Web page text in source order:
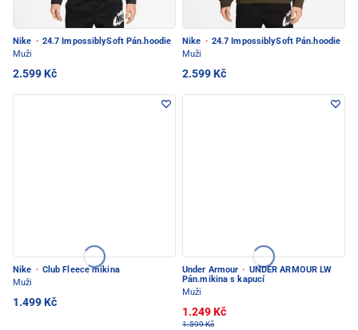
Nike · 24.7 ImpossiblySoft Pán.hoodie
Muži
2.599 Kč
Nike · 24.7 ImpossiblySoft Pán.hoodie
Muži
2.599 Kč
Nike · Club Fleece mikina
Muži
1.499 Kč
Under Armour · UNDER ARMOUR LW
Pán.mikina s kapucí
Muži
1.249 Kč
1.599 Kč